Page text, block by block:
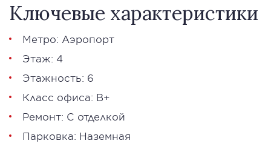
Ключевые характеристики
Метро: Аэропорт
Этаж: 4
Этажность: 6
Класс офиса: В+
Ремонт: С отделкой
Парковка: Наземная